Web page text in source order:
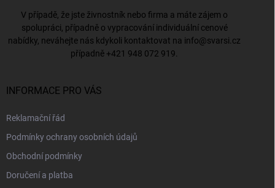
V případě, že jste živnostník nebo firma a máte zájem o
spolupráci, případně o vypracování individuální cenové
nabídky, neváhejte nás kdykoli kontaktovat na info@svarsi.cz
případně +421 948 072 919
INFORMACE PRO VÁS
Reklamační řád
Podmínky ochrany osobních údajů
Obchodní podmínky
Doručení a platba